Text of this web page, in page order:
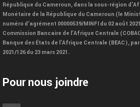
République du Cameroun, dans la sous-région
Monétaire de la République du Cameroun (le
numéro d’agrément 00000539/MINFI du 02 août
Commission Bancaire de l’Afrique Centrale
Banque des États de l’Afrique Centrale (BEAC), par
2021/126 du 23 mars 2021.
Pour nous joindre